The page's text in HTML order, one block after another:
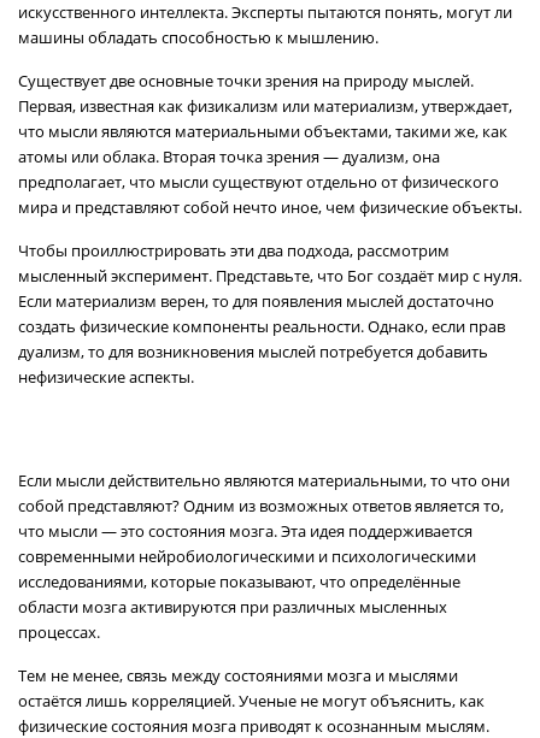
искусственного интеллекта. Эксперты пытаются понять, могут ли
машины обладать способностью к мышлению.
Существует две основные точки зрения на природу мыслей.
Первая, известная как физикализм или материализм, утверждает,
что мысли являются материальными объектами, такими же, как
атомы или облака. Вторая точка зрения — дуализм, она
предполагает, что мысли существуют отдельно от физического
мира и представляют собой нечто иное, чем физические объекты.
Чтобы проиллюстрировать эти два подхода, рассмотрим
мысленный эксперимент. Представьте, что Бог создаёт мир с нуля.
Если материализм верен, то для появления мыслей достаточно
создать физические компоненты реальности. Однако, если прав
дуализм, то для возникновения мыслей потребуется добавить
нефизические аспекты.
Если мысли действительно являются материальными, то что они
собой представляют? Одним из возможных ответов является то,
что мысли — это состояния мозга. Эта идея поддерживается
современными нейробиологическими и психологическими
исследованиями, которые показывают, что определённые
области мозга активируются при различных мысленных
процессах.
Тем не менее, связь между состояниями мозга и мыслями
остаётся лишь корреляцией. Ученые не могут объяснить, как
физические состояния мозга приводят к осознанным мыслям.